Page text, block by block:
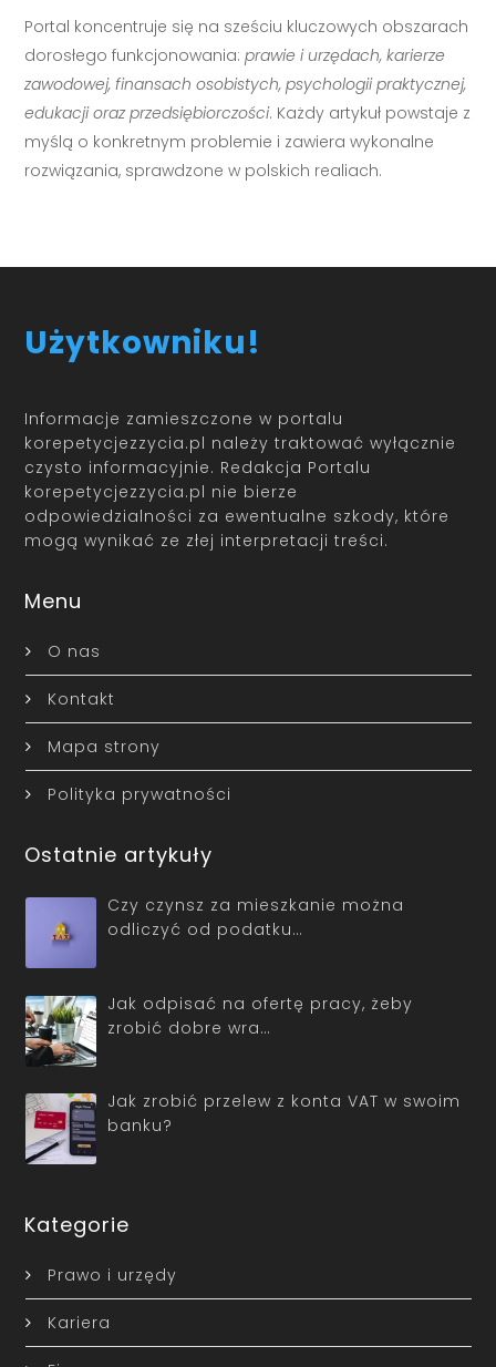
Portal koncentruje się na sześciu kluczowych obszarach
dorosłego funkcjonowania:prawie i urzędach, karierze
zawodowej, finansach osobistych, psychologii praktycznej,
edukacji oraz przedsiębiorczości. Każdy artykuł powstaje z
myślą o konkretnym problemie i zawiera wykonalne
rozwiązania, sprawdzone w polskich realiach.
Użytkowniku!
Informacje zamieszczone w portalu
korepetycjezzycia.pl należy traktować wyłącznie
czysto informacyjnie. Redakcja Portalu
korepetycjezzycia.pl nie bierze
odpowiedzialności za ewentualne szkody, które
mogą wynikać ze złej interpretacji treści.
Menu
O nas
Kontakt
Mapa strony
Polityka prywatności
Ostatnie artykuły
Czy czynsz za mieszkanie można
odliczyć od podatku…
Jak odpisać na ofertę pracy, żeby
zrobić dobre wra…
Jak zrobić przelew z konta VAT w swoim
banku?
Kategorie
Prawo i urzędy
Kariera